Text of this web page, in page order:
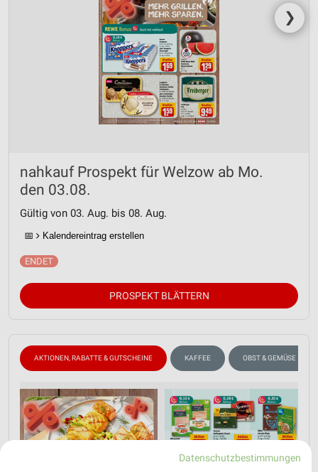
❯
nahkauf Prospekt für Welzow ab Mo.
den 03.08.
Gültig von 03. Aug. bis 08. Aug.
📅 Kalendereintrag erstellen
PROSPEKT BLÄTTERN
AKTIONEN, RABATTE & GUTSCHEINE KAFFEE OBST & GEMÜSE
Datenschutzbestimmungen